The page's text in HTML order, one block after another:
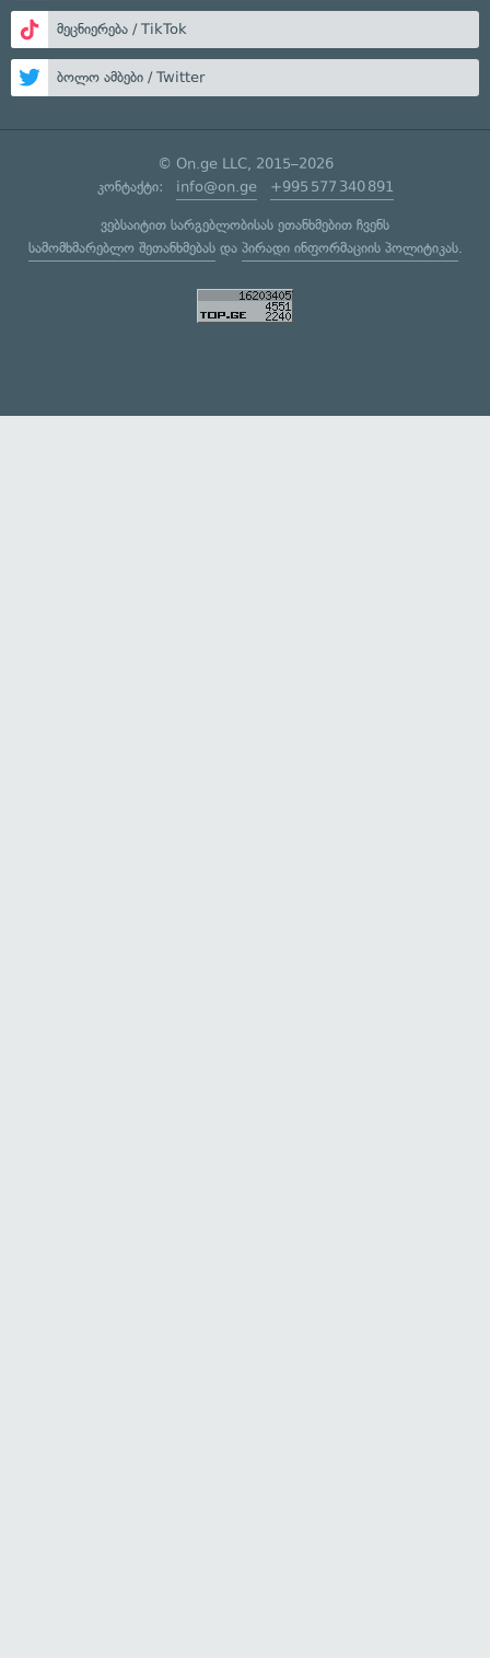
მეცნიერება / TikTok
ბოლო ამბები / Twitter
© On.ge LLC, 2015–2026
კონტაქტი: info@on.ge +995 577 340 891
ვებსაიტით სარგებლობისას ეთანხმებით ჩვენს
სამომხმარებლო შეთანხმებასდა პირადი ინფორმაციის პოლიტიკას.